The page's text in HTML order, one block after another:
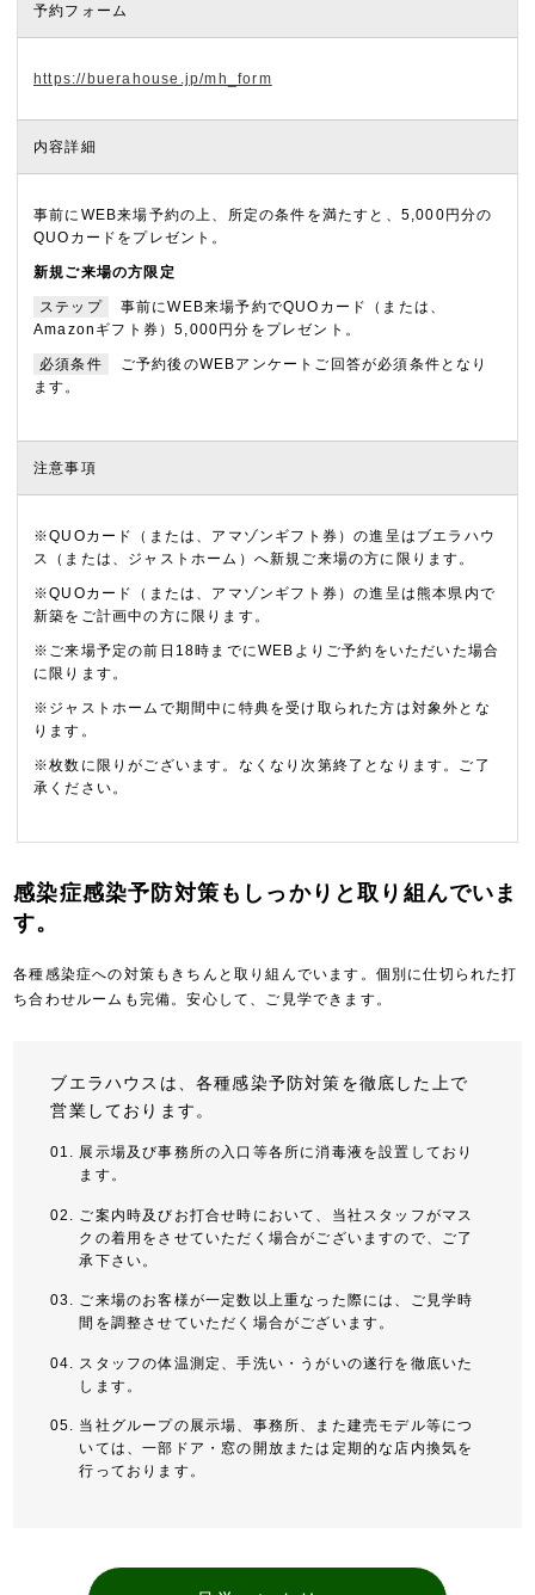
予約フォーム
https://buerahouse.jp/mh_form
内容詳細
事前にWEB来場予約の上、所定の条件を満たすと、5,000円分の
QUOカードをプレゼント。
新規ご来場の方限定
ステップ
事前にWEB来場予約でQUOカード（または、
Amazonギフト券）5,000円分をプレゼント。
必須条件
ご予約後のWEBアンケートご回答が必須条件となり
ます。
注意事項
※QUOカード（または、アマゾンギフト券）の進呈はブエラハウ
ス（または、ジャストホーム）へ新規ご来場の方に限ります。
※QUOカード（または、アマゾンギフト券）の進呈は熊本県内で
新築をご計画中の方に限ります。
※ご来場予定の前日18時までにWEBよりご予約をいただいた場合
に限ります。
※ジャストホームで期間中に特典を受け取られた方は対象外とな
ります。
※枚数に限りがございます。なくなり次第終了となります。ご了
承ください。
感染症感染予防対策もしっかりと取り組んでいま
す。
各種感染症への対策もきちんと取り組んでいます。個別に仕切られた打
ち合わせルームも完備。安心して、ご見学できます。
ブエラハウスは、各種感染予防対策を徹底した上で
営業しております。
展示場及び事務所の入口等各所に消毒液を設置しており
ます。
ご案内時及びお打合せ時において、当社スタッフがマス
クの着用をさせていただく場合がございますので、ご了
承下さい。
ご来場のお客様が一定数以上重なった際には、ご見学時
間を調整させていただく場合がございます。
スタッフの体温測定、手洗い・うがいの遂行を徹底いた
します。
当社グループの展示場、事務所、また建売モデル等につ
いては、一部ドア・窓の開放または定期的な店内換気を
行っております。